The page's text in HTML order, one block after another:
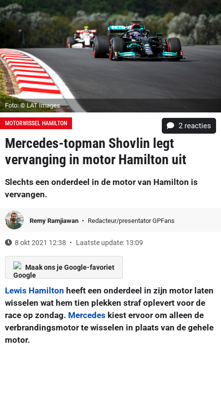
Foto: © LAT Images
MOTORWISSEL HAMILTON 2 reacties
Mercedes-topman Shovlin legt
vervanging in motor Hamilton uit
Slechts een onderdeel in de motor van Hamilton is
vervangen.
Remy Ramjiawan Redacteur/presentator GPFans
8 okt 2021 12:38 Laatste update: 13:09
Maak ons je Google-favoriet
Lewis Hamilton heeft een onderdeel in zijn motor laten
wisselen wat hem tien plekken straf oplevert voor de
race op zondag. Mercedes kiest ervoor om alleen de
verbrandingsmotor te wisselen in plaats van de gehele
motor.